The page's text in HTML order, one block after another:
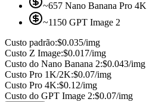
~657 Nano Banana Pro 4K
~1150 GPT Image 2
Custo padrão:$0.035/img
Custo Z Image:$0.017/img
Custo do Nano Banana 2:$0.043/img
Custo Pro 1K/2K:$0.07/img
Custo Pro 4K:$0.12/img
Custo do GPT Image 2:$0.07/img